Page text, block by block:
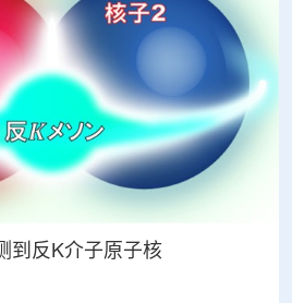
到反K介子原子核